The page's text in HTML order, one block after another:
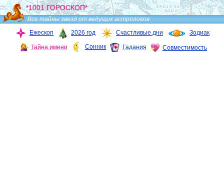
*1001 ГОРОСКОП*
Все тайны звезд от ведущих астрологов
Ежескоп
2026 год Счастливые дни Зодиак
Тайна имени Сонник Гадания Совместимость